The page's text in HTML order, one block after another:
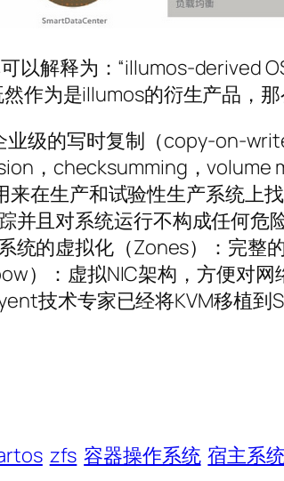
以解释为：“illumos-derived
作为是illumos的衍生产品，
业级的写时复制（copy-on-
，checksumming，volume
来在生产和试验性生产系统上
并且对系统运行不构成任何危
统的虚拟化（Zones）：完整
）：虚拟NIC架构，方便对
技术专家已经将KVM移植
zfs 容器操作系统 宿主系